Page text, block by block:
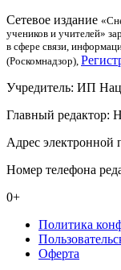
Сетевое издание
учеников и учителей»
в сфере связи,
(Роскомнадзор),
Учредитель: ИП
Главный редактор:
Адрес электронной
Номер телефона
0+
Политика
Оферта